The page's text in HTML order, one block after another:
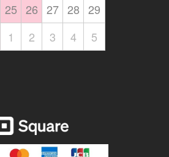
25 26 27 28 29
1 2 3 4 5